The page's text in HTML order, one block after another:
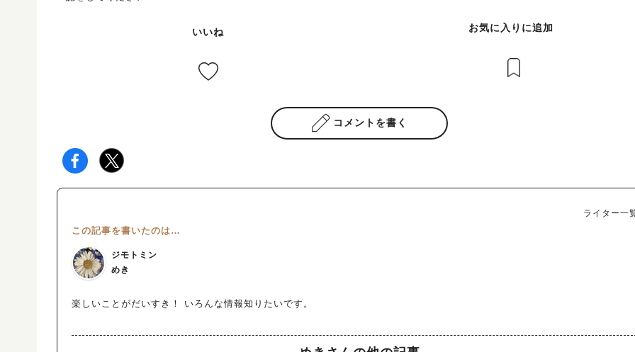
いいね お気に入りに追加
コメントを書く
ライター一
この記事を書いたのは…
ジモトミン
めき
楽しいことがだいすき！ いろんな情報知りたいです。